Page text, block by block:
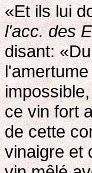
«Et ils lui
l'acc. des
disant:
ce vin fort
de cette
vinaigre et